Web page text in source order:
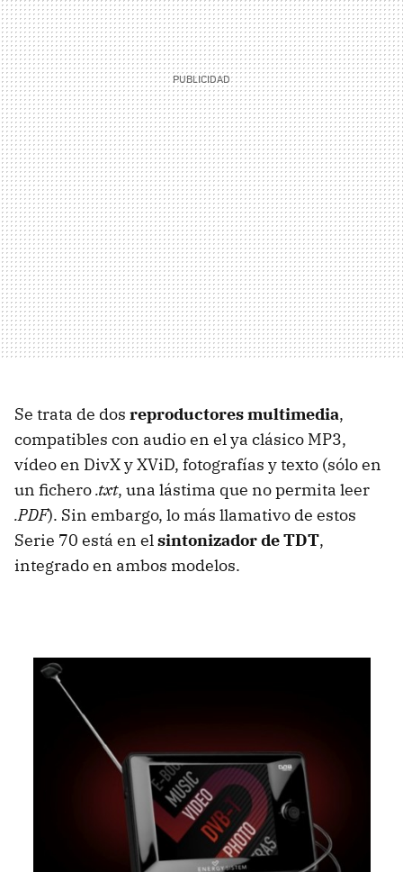
Se trata de dos reproductores multimedia,
compatibles con audio en el ya clásico MP3,
vídeo en DivX y XViD, fotografías y texto (sólo en
un fichero.txt, una lástima que no permita leer
.PDF). Sin embargo, lo más llamativo de estos
Serie 70 está en elsintonizador de TDT,
integrado en ambos modelos.